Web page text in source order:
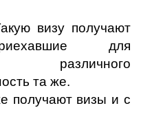
визу получают
для
различного
та же.
получают визы и с